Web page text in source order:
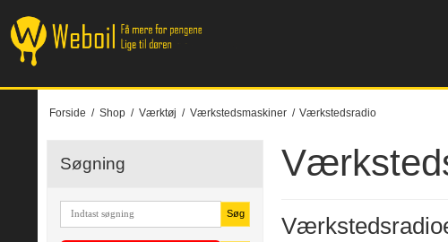
Forside / Shop / Værktøj / Værkstedsmaskiner / Værkstedsradio
Søgning
Søg